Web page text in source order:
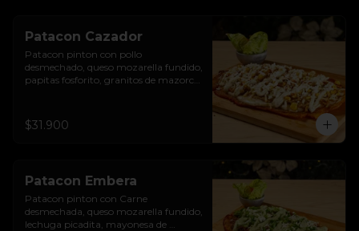
Patacon Cazador
Patacon pinton con pollo
desmechado, queso mozarella fundido,
papitas fosforito, granitos de mazorca,
$31.900
Patacon Embera
Patacon pinton con Carne
desmechada, queso mozarella fundido,
lechuga picadita, mayonesa de